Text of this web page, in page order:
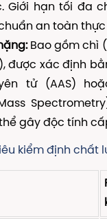
Giới hạn tối đa
an toàn
Bao gồm chì
được xác định
tử (AAS)
gây độc tính
kiểm định chất